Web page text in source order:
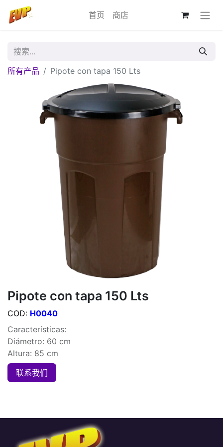
首页 商店
所有产品 Pipote con tapa 150 Lts
Pipote con tapa 150 Lts
COD: H0040
Características:
Diámetro: 60 cm
Altura: 85 cm
联系我们